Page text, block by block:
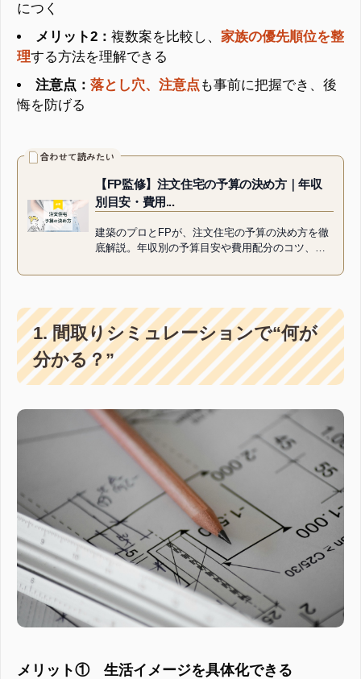
につく
メリット2： 複数案を比較し、 家族の優先順位を整
理する方法を理解できる
注意点： 落とし穴、注意点 も事前に把握でき、後
悔を防げる
【FP監修】注文住宅の予算の決め方｜年収
別目安・費用...
建築のプロとFPが、注文住宅の予算の決め方を徹
底解説。年収別の予算目安や費用配分のコツ、土
負担率の目安など、家づくり...
1. 間取りシミュレーションで“何が
分かる？”
メリット① 生活イメージを具体化できる